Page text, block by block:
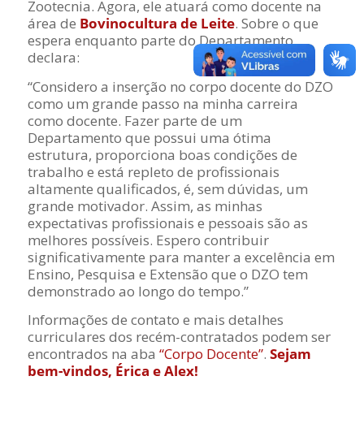
Zootecnia. Agora, ele atuará como docente na
área de Bovinocultura de Leite. Sobre o que
espera enquanto parte do Departamento,
declara:
“Considero a inserção no corpo docente do DZO
como um grande passo na minha carreira
como docente. Fazer parte de um
Departamento que possui uma ótima
estrutura, proporciona boas condições de
trabalho e está repleto de profissionais
altamente qualificados, é, sem dúvidas, um
grande motivador. Assim, as minhas
expectativas profissionais e pessoais são as
melhores possíveis. Espero contribuir
significativamente para manter a excelência em
Ensino, Pesquisa e Extensão que o DZO tem
demonstrado ao longo do tempo.”
Informações de contato e mais detalhes
curriculares dos recém-contratados podem ser
encontrados na aba “Corpo Docente”. Sejam
bem-vindos, Érica e Alex!